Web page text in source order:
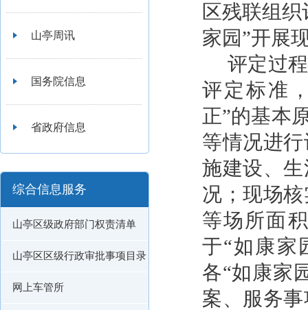
山亭周讯
国务院信息
省政府信息
综合信息服务
山亭区级政府部门权责清单
山亭区区级行政审批事项目录
网上车管所
区残联组
家园”开展
评定过
评定标准
正”的基本
等情况进
施建设、
况；现场
等场所面
于“如康家
各“如康家
案、服务